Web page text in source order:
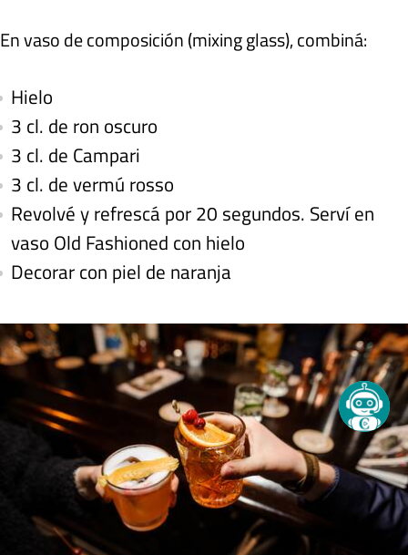
En vaso de composición (mixing glass), combiná:
Hielo
3 cl. de ron oscuro
3 cl. de Campari
3 cl. de vermú rosso
Revolvé y refrescá por 20 segundos. Serví en
vaso Old Fashioned con hielo
Decorar con piel de naranja